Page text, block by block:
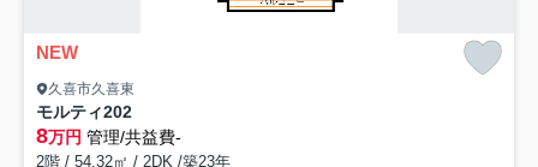
NEW
久喜市久喜東
モルティ202
8万円 管理/共益費-
2階 / 54.32㎡ / 2DK /築23年